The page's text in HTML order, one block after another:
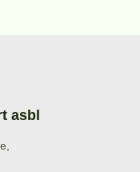
asbl